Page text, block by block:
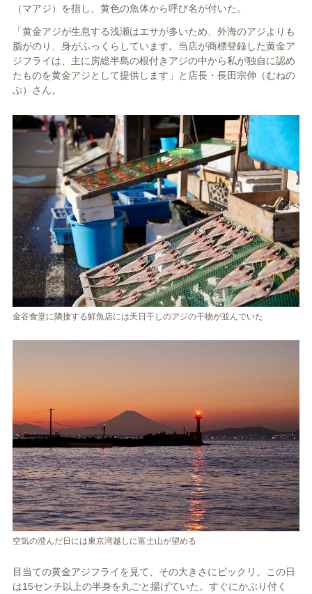
（マアジ）を指し、黄色の魚体から呼び名が付いた。
「黄金アジが生息する浅瀬はエサが多いため、外海のアジよりも
脂がのり、身がふっくらしています。当店が商標登録した黄金ア
ジフライは、主に房総半島の根付きアジの中から私が独自に認め
たものを黄金アジとして提供します」と店長・長田宗伸（むねの
ぶ）さん。
金谷食堂に隣接する鮮魚店には天日干しのアジの干物が並んでいた
空気の澄んだ日には東京湾越しに富士山が望める
目当ての黄金アジフライを見て、その大きさにビックリ。この日
は15センチ以上の半身を丸ごと揚げていた。すぐにかぶり付く